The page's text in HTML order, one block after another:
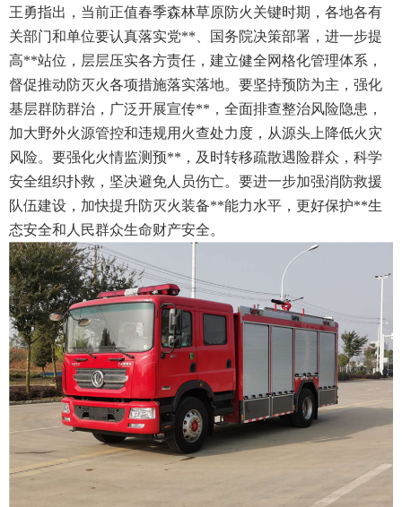
王勇指出，当前正值春季森林草原防火关键时期，各地各有
关部门和单位要认真落实党**、国务院决策部署，进一步提
高**站位，层层压实各方责任，建立健全网格化管理体系，
督促推动防灭火各项措施落实落地。要坚持预防为主，强化
基层群防群治，广泛开展宣传**，全面排查整治风险隐患，
加大野外火源管控和违规用火查处力度，从源头上降低火灾
风险。要强化火情监测预**，及时转移疏散遇险群众，科学
安全组织扑救，坚决避免人员伤亡。要进一步加强消防救援
队伍建设，加快提升防灭火装备**能力水平，更好保护**生
态安全和人民群众生命财产安全。